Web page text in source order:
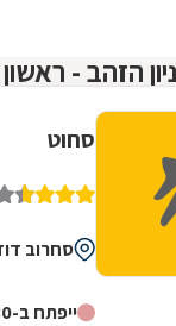
סחוט
סחרוב דוד 21, קניון הזהב ראשון
ייפתח ב-7:30